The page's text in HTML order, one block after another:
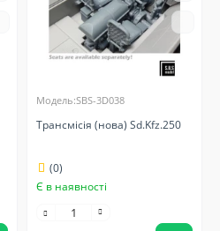
Модель:SBS-3D038
Трансмісія (нова) Sd.Kfz.250
(0)
Є в наявності